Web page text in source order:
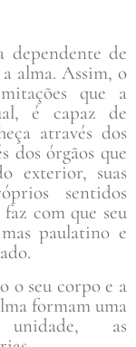
dependente de
alma. Assim, o
que a
é capaz de
através dos
dos órgãos que
exterior, suas
sentidos
com que seu
paulatino e
o seu corpo e a
formam uma
as